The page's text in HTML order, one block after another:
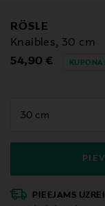
RÖSLE
Knaibles, 30 cm
Original Price
54,90 € KUPONA
PIEEJAMS